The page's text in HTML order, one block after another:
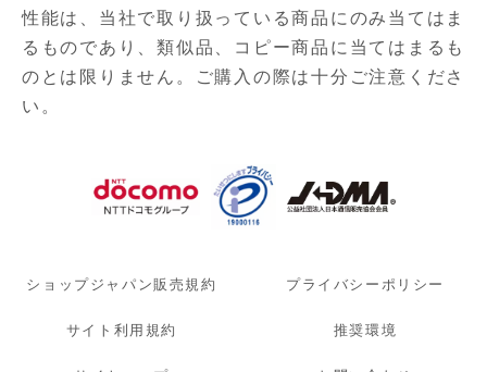
性能は、当社で取り扱っている商品にのみ当てはま
るものであり、類似品、コピー商品に当てはまるも
のとは限りません。ご購入の際は十分ご注意くださ
い。
ショップジャパン販売規約 プライバシーポリシー
サイト利用規約 推奨環境